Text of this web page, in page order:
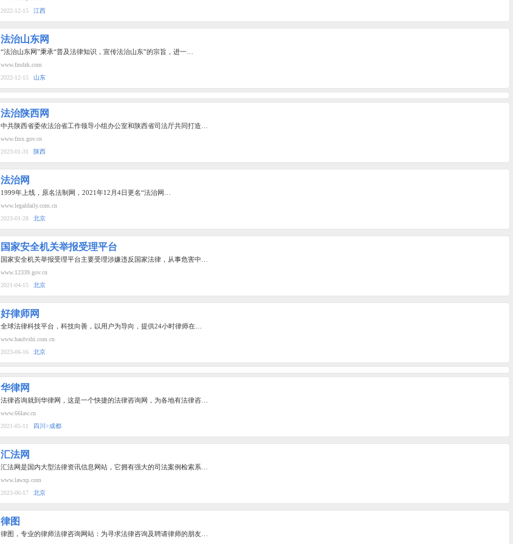
2022-12-15
江西
法治山东网
“法治山东网”秉承“普及法律知识，宣传法治山东”的宗旨，进一…
www.fzsdzk.com
2022-12-15
山东
法治陕西网
中共陕西省委依法治省工作领导小组办公室和陕西省司法厅共同打造…
www.fzsx.gov.cn
2023-01-31
陕西
法治网
1999年上线，原名法制网，2021年12月4日更名“法治网…
www.legaldaily.com.cn
2023-01-28
北京
国家安全机关举报受理平台
国家安全机关举报受理平台主要受理涉嫌违反国家法律，从事危害中…
www.12339.gov.cn
2021-04-15
北京
好律师网
全球法律科技平台，科技向善，以用户为导向，提供24小时律师在…
www.haolvshi.com.cn
2023-06-16
北京
华律网
法律咨询就到华律网，这是一个快捷的法律咨询网，为各地有法律咨…
www.66law.cn
2021-05-11
四川>成都
汇法网
汇法网是国内大型法律资讯信息网站，它拥有强大的司法案例检索系…
www.lawxp.com
2023-06-17
北京
律图
律图，专业的律师法律咨询网站：为寻求法律咨询及聘请律师的朋友…